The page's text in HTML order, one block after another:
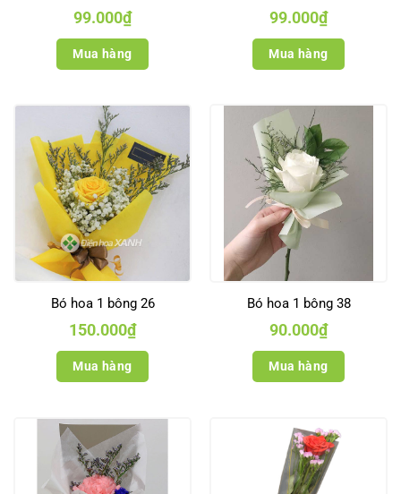
99.000₫
Mua hàng
99.000₫
Mua hàng
Bó hoa 1 bông 26
150.000₫
Mua hàng
Bó hoa 1 bông 38
90.000₫
Mua hàng